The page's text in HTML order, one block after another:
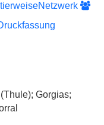
Netzwerk
Gorgias;